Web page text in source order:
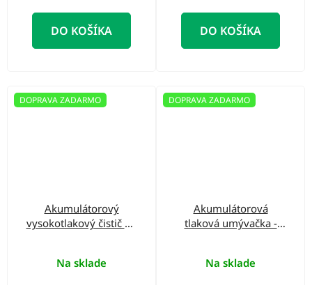
DO KOŠÍKA DO KOŠÍKA
DOPRAVA ZADARMO
Akumulátorový
vysokotlakový čistič 35
Na sklade
DOPRAVA ZADARMO
Akumulátorová
tlaková umývačka -
Na sklade